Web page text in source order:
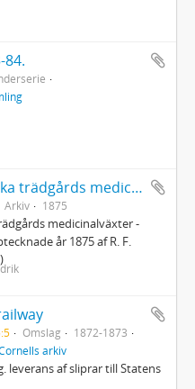
84.
Upsala Botaniska trädgårds medicinalväxter 1875
Arkiv 1875
medicinalväxter -
år 1875 af R. F.
Omslag
1872-1873
arkiv
leverans af sliprar till Statens